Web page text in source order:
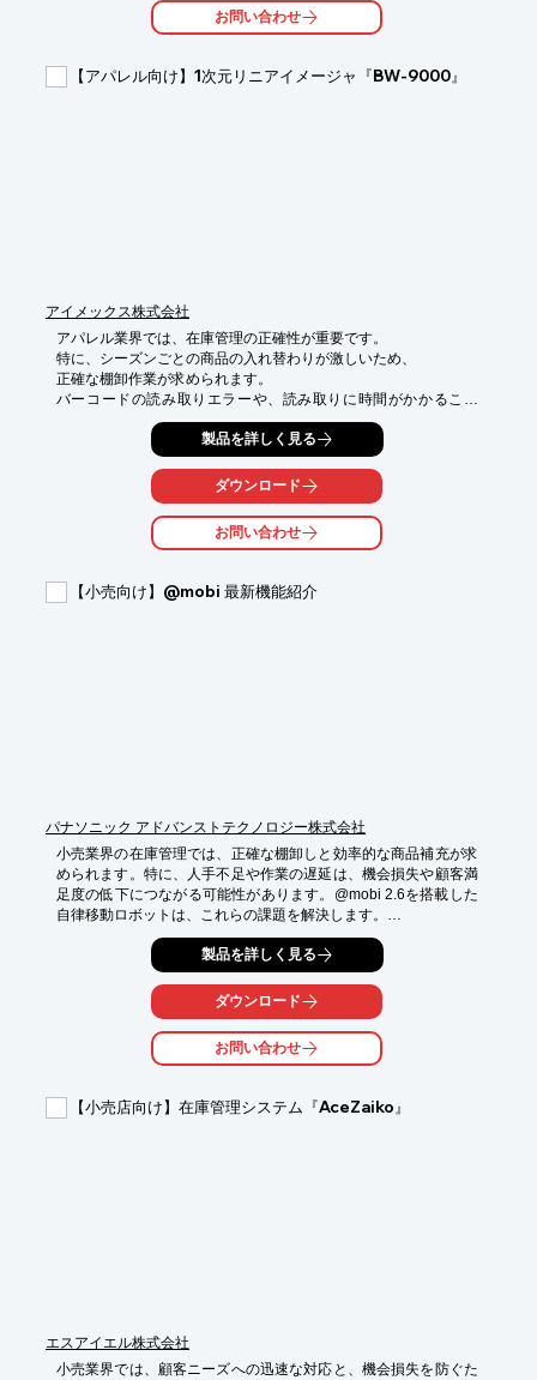
・店舗での商品棚卸し
お問い合わせ
【アパレル向け】1次元リニアイメージャ『BW-9000』
アイメックス株式会社
アパレル業界では、在庫管理の正確性が重要です。
特に、シーズンごとの商品の入れ替わりが激しいため、
正確な棚卸作業が求められます。
バーコードの読み取りエラーや、読み取りに時間がかかること
作業効率を低下させ、機会損失につながる可能性があります。
BW-9000は、軽量・コンパクトで、アパレル店舗の棚卸作業を効
液晶画面上のバーコードもスムーズに読み取り可能です。
バイブレーション機能により、騒がしい店内でも確実に読取確認
【活用シーン】
・アパレル店舗での商品棚卸
製品を詳しく見る
ダウンロード
お問い合わせ
【小売向け】@mobi 最新機能紹介
パナソニック アドバンストテクノロジー株式会社
小売業界の在庫管理では、正確な棚卸しと効率的な商品補充が求
められます。特に、人手不足や作業の遅延は、機会損失や顧客満
足度の低下につながる可能性があります。@mobi 2.6を搭載した
自律移動ロボットは、これらの課題を解決します。
【活用シーン】
・倉庫内での商品搬送
・店舗内での在庫確認
・棚卸し作業の自動化
・在庫管理の精度向上
・人件費の削減
製品を詳しく見る
ダウンロード
お問い合わせ
【小売店向け】在庫管理システム『AceZaiko』
エスアイエル株式会社
小売業界では、顧客ニーズへの迅速な対応と、機会損失を防ぐた